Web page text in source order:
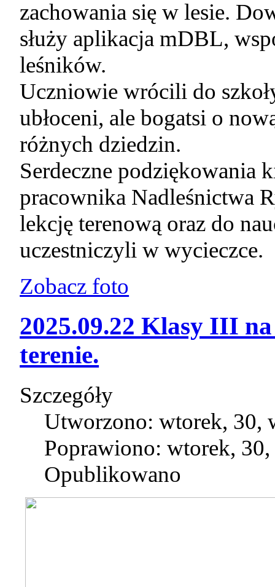
zachowania się w lesie.
służy aplikacja mDBL,
leśników.
Uczniowie wrócili do
ubłoceni, ale bogatsi o
różnych dziedzin.
Serdeczne podziękowania
pracownika Nadleśnictwa
lekcję terenową oraz do
uczestniczyli w wycieczce.
Zobacz foto
2025.09.22 Klasy III
terenie.
Szczegóły
Utworzono: wtorek, 30,
Poprawiono: wtorek,
Opublikowano